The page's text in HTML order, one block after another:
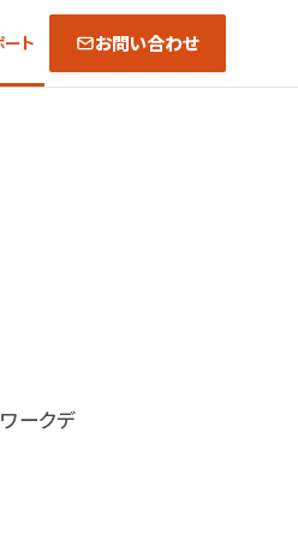
ト お問い合わせ
ークデ